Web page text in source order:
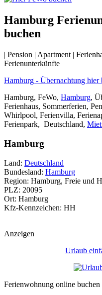
Hamburg
buchen
| Pension | Apartment |
Ferienunterkünfte
Hamburg - Übernachtung hier
Hamburg, FeWo, Hamburg,
Ferienhaus, Sommerferien,
Whirlpool, Ferienvilla,
Ferienpark, Deutschland,
Hamburg
Land: Deutschland
Bundesland: Hamburg
Region: Hamburg, Freie und
PLZ: 20095
Ort: Hamburg
Kfz-Kennzeichen: HH
Anzeigen
Urlaub
Ferienwohnung online buchen